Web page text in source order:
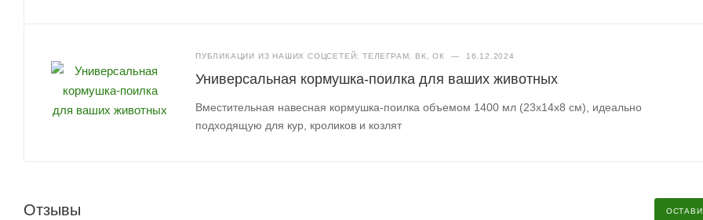
ПУБЛИКАЦИИ ИЗ НАШИХ СОЦСЕТЕЙ: ТЕЛЕГРАМ, ВК, ОК — 16.12.2024
Универсальная кормушка-поилка для ваших животных
Вместительная навесная кормушка-поилка объемом 1400 мл (23х14х8 см), идеально
подходящую для кур, кроликов и козлят
Отзывы